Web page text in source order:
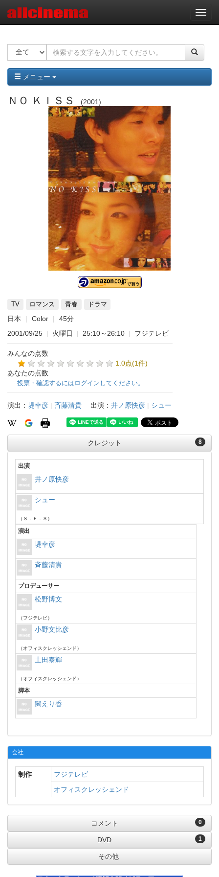
ナ
ビ
ー
ョ
ン
メニュー
ＮＯ ＫＩＳＳ 2001
TV ロマンス 青春 ドラマ
日本 Color
45分
2001/09/25 | 火曜日 | 25:10～26:10 | フジテレビ
みんなの点数
1.0点(1件)
あなたの点数
投票・確認するにはログインしてください。
演出： 堤幸彦 | 斉藤清貴 出演： 井ノ原快彦 | シュー
8
クレジット
出演
井ノ原快彦
シュー
（Ｓ．Ｅ．Ｓ）
演出
堤幸彦
斉藤清貴
プロデューサー
松野博文
（フジテレビ）
小野文比彦
（オフィスクレッシェンド）
土田泰輝
（オフィスクレッシェンド）
脚本
関えり香
会社
制作
フジテレビ
オフィスクレッシェンド
0
コメント
1
DVD
その他